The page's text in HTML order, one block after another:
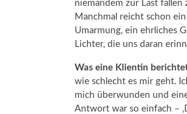
niemandem zur Last
Manchmal reicht schon
Umarmung, ein ehrliches
Lichter, die uns daran
Was eine Klientin
wie schlecht es mir geht.
mich überwunden und
Antwort war so einfach –